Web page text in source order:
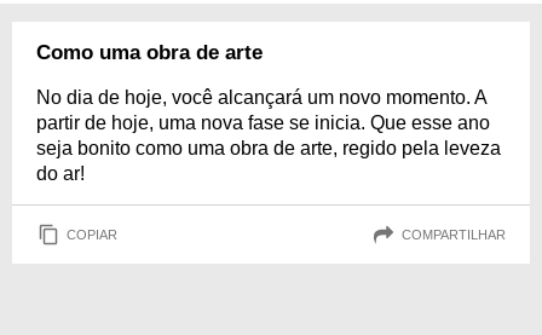
Como uma obra de arte
No dia de hoje, você alcançará um novo momento. A
partir de hoje, uma nova fase se inicia. Que esse ano
seja bonito como uma obra de arte, regido pela leveza
do ar!
COPIAR COMPARTILHAR